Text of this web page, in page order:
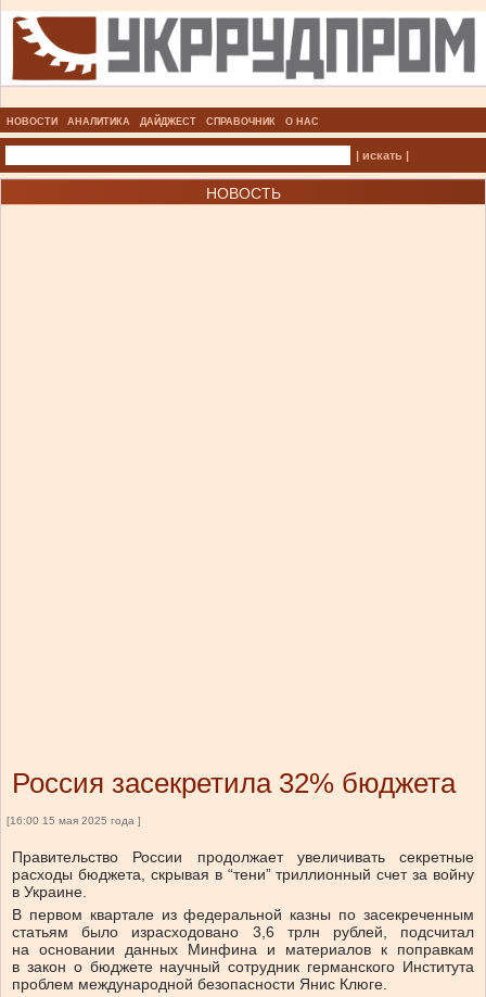
НОВОСТИ АНАЛИТИКА ДАЙДЖЕСТ СПРАВОЧНИК О НАС
| искать |
НОВОСТЬ
Россия засекретила 32% бюджета
[16:00 15 мая 2025 года ]
Правительство России продолжает увеличивать секретные
расходы бюджета, скрывая в “тени” триллионный счет за войну
в Украине.
В первом квартале из федеральной казны по засекреченным
статьям было израсходовано 3,6 трлн рублей, подсчитал
на основании данных Минфина и материалов к поправкам
в закон о бюджете научный сотрудник германского Института
проблем международной безопасности Янис Клюге.